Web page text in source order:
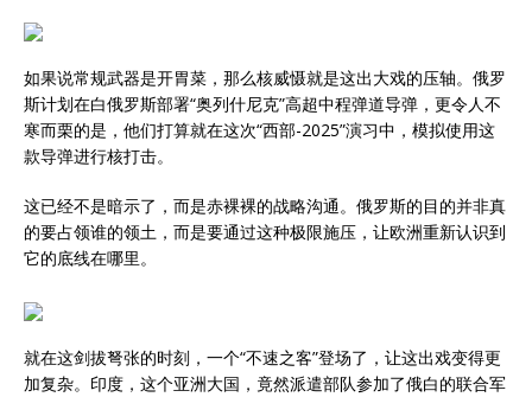
如果说常规武器是开胃菜，那么核威慑就是这出大戏的压轴。俄罗
斯计划在白俄罗斯部署“奥列什尼克”高超中程弹道导弹，更令人不
寒而栗的是，他们打算就在这次“西部-2025”演习中，模拟使用这
款导弹进行核打击。
这已经不是暗示了，而是赤裸裸的战略沟通。俄罗斯的目的并非真
的要占领谁的领土，而是要通过这种极限施压，让欧洲重新认识到
它的底线在哪里。
就在这剑拔弩张的时刻，一个“不速之客”登场了，让这出戏变得更
加复杂。印度，这个亚洲大国，竟然派遣部队参加了俄白的联合军